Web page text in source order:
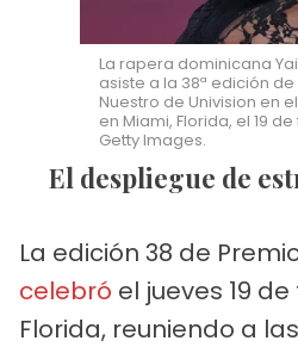
La rapera dominicana
asiste a la 38ª edición de
Nuestro de Univision en
en Miami, Florida, el 19
Getty Images.
El despliegue de
La edición 38 de
celebró el jueves 19
Florida, reuniendo a